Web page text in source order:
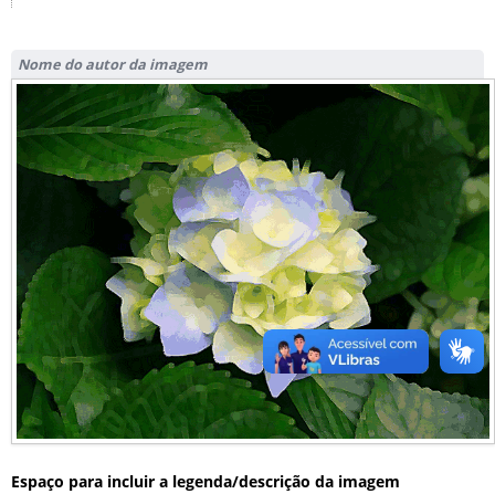
Nome do autor da imagem
Espaço para incluir a legenda/descrição da imagem